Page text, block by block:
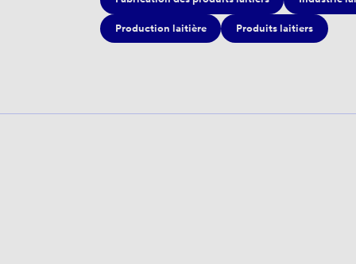
Production laitière Produits laitiers